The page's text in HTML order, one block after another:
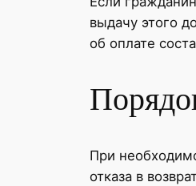
выдачу этого
об оплате
При
отказа в